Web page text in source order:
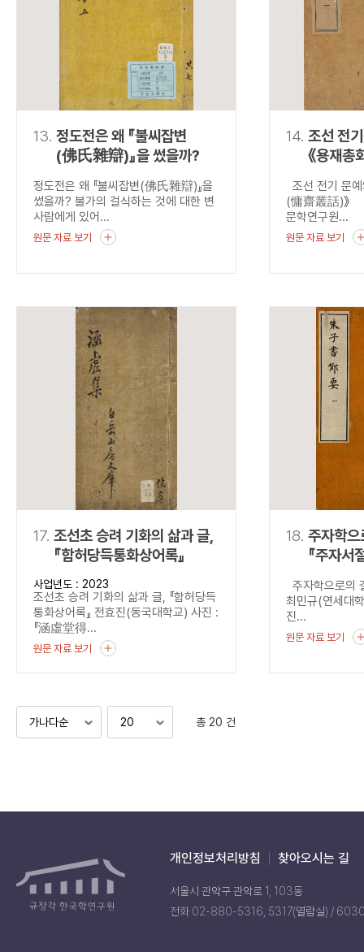
13. 정도전은 왜 『불씨잡변
(佛氏雜辯)』을 썼을까?
정도전은 왜 『불씨잡변(佛氏雜辯)』을
썼을까? 불가의 걸식하는 것에 대한 변
사람에게 있어...
원문 자료 보기
14. 조선 전
《용재
조선 전기 문
(慵齋叢話)》
문학연구원...
원문 자료 보기
17. 조선초 승려 기화의 삶과 글,
『함허당득통화상어록』
사업년도 : 2023
조선초 승려 기화의 삶과 글, 『함허당득
통화상어록』 전효진(동국대학교) 사진 :
『涵虛堂得...
원문 자료 보기
18. 주자학
『주자서
주자학으로의
최민규(연세
진...
원문 자료 보기
총 20 건
개인정보처리방침 찾아오시는 길
서울시 관악구 관악로 1, 103동
전화 02-880-5316, 5317(열람실) /